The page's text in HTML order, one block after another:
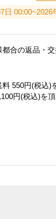
日 00:00~2026
都合の返品・
料 550円(税込)
円(税込)を頂